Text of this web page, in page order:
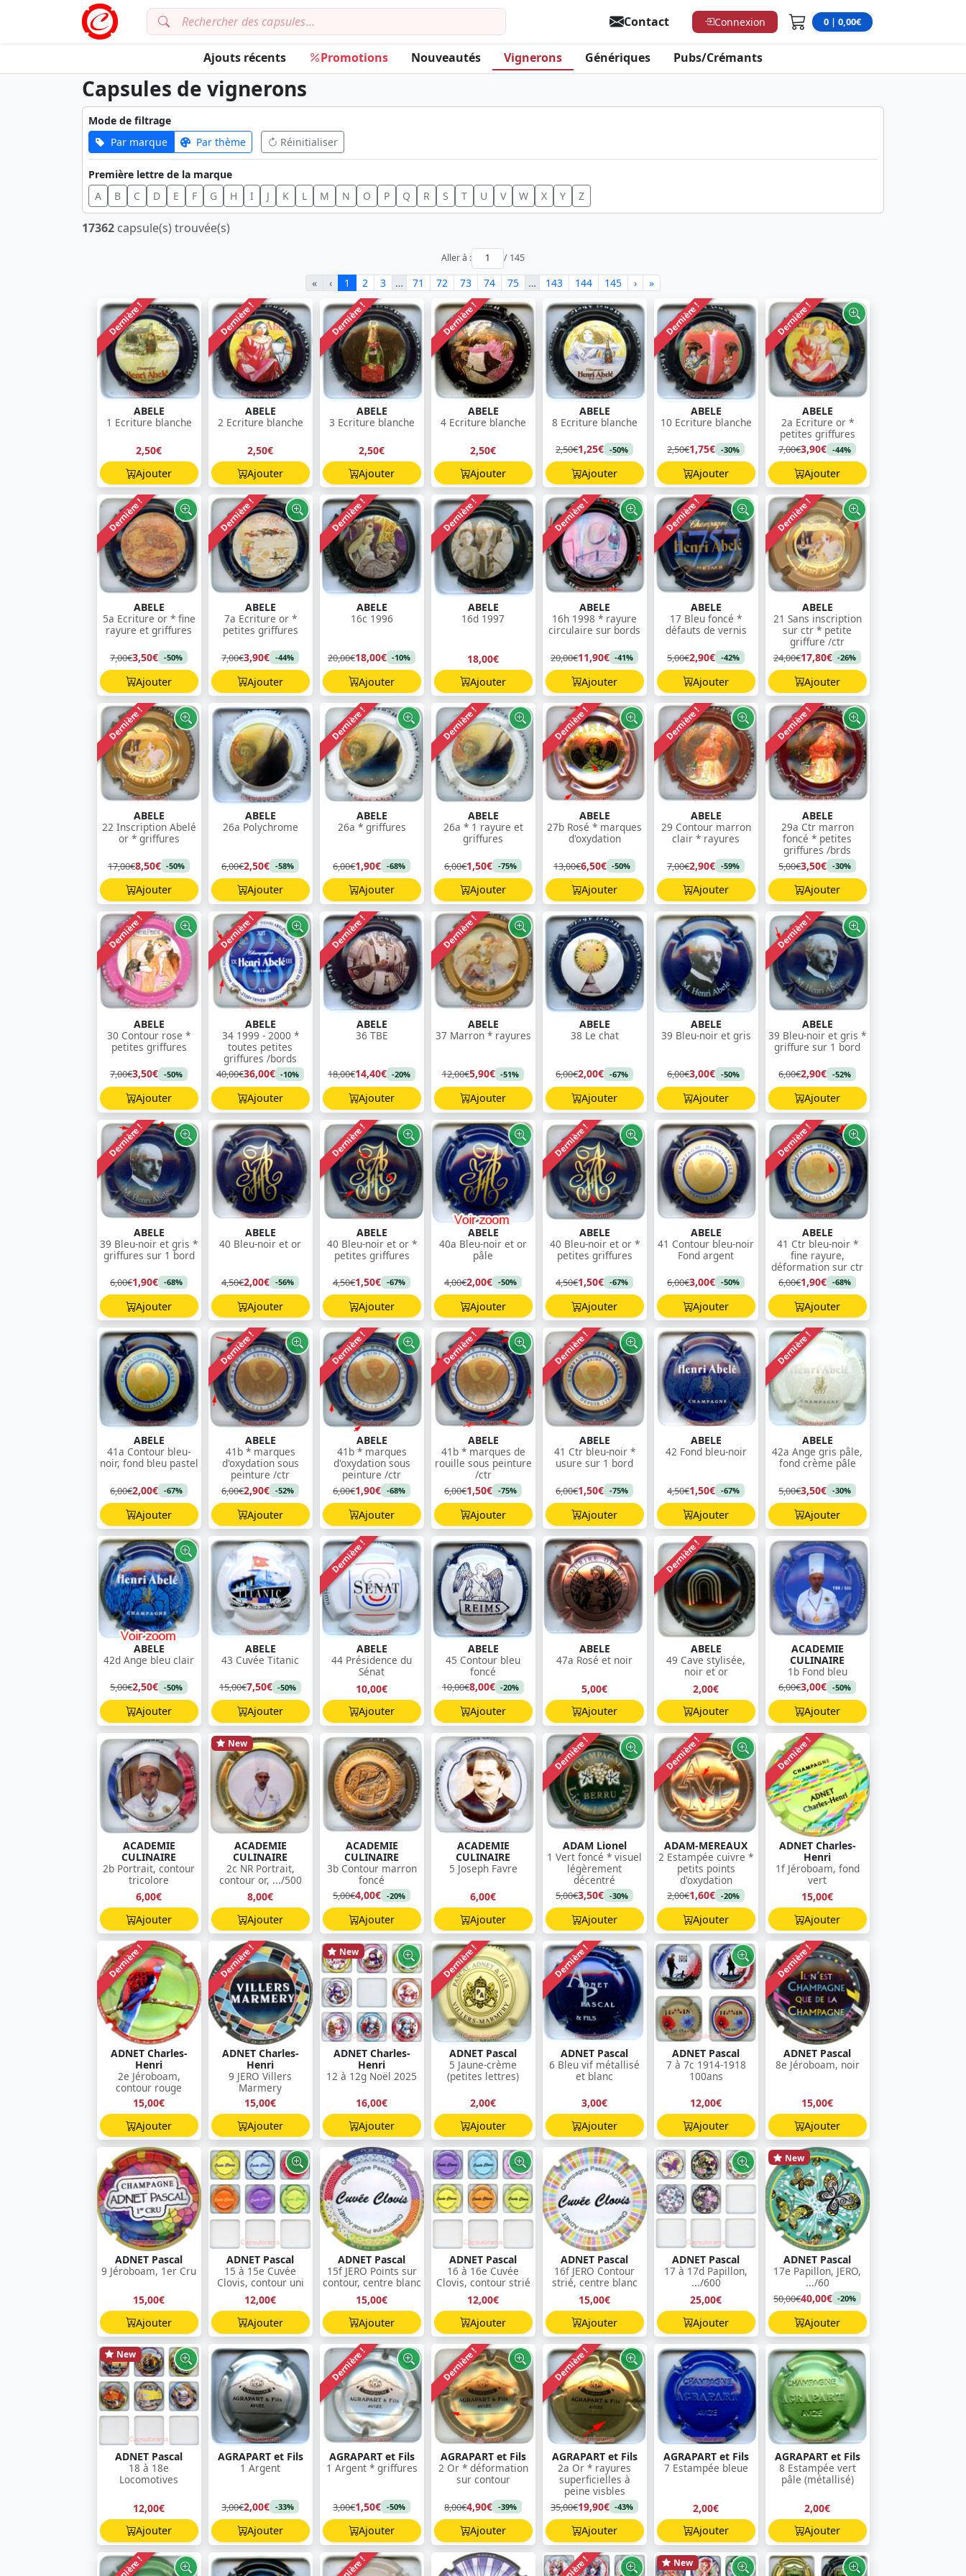
0 | 0,00€
Contact Connexion
Ajouts récents Promotions Nouveautés Vignerons Génériques Pubs/Crémants
Capsules de vignerons
Mode de filtrage
Par marque
Par thème Réinitialiser
Première lettre de la marque
A
B C D E F G H I J K L M N O P Q R S T U V W X Y Z
17362 capsule(s) trouvée(s)
Aller à : / 145
« ‹ 1 2 3 … 71 72 73 74 75 … 143 144 145 › »
Dernière !
ABELE
1 Ecriture blanche
2,50€
Ajouter
Dernière !
ABELE
2 Ecriture blanche
2,50€
Ajouter
Dernière !
ABELE
3 Ecriture blanche
2,50€
Ajouter
Dernière !
ABELE
4 Ecriture blanche
2,50€
Ajouter
ABELE
8 Ecriture blanche
2,50€1,25€ -50%
Ajouter
Dernière !
ABELE
10 Ecriture blanche
2,50€1,75€ -30%
Ajouter
Dernière !
ABELE
2a Ecriture or *
petites griffures
7,00€3,90€ -44%
Ajouter
Dernière !
ABELE
5a Ecriture or * fine
rayure et griffures
7,00€3,50€ -50%
Ajouter
Dernière !
ABELE
7a Ecriture or *
petites griffures
7,00€3,90€ -44%
Ajouter
Dernière !
ABELE
16c 1996
20,00€18,00€ -10%
Ajouter
Dernière !
ABELE
16d 1997
18,00€
Ajouter
Dernière !
ABELE
16h 1998 * rayure
circulaire sur bords
20,00€11,90€ -41%
Ajouter
Dernière !
ABELE
17 Bleu foncé *
défauts de vernis
5,00€2,90€ -42%
Ajouter
Dernière !
ABELE
21 Sans inscription
sur ctr * petite
griffure /ctr
24,00€17,80€ -26%
Ajouter
Dernière !
ABELE
22 Inscription Abelé
or * griffures
17,00€8,50€ -50%
Ajouter
ABELE
26a Polychrome
6,00€2,50€ -58%
Ajouter
Dernière !
ABELE
26a * griffures
6,00€1,90€ -68%
Ajouter
Dernière !
ABELE
26a * 1 rayure et
griffures
6,00€1,50€ -75%
Ajouter
Dernière !
ABELE
27b Rosé * marques
d'oxydation
13,00€6,50€ -50%
Ajouter
Dernière !
ABELE
29 Contour marron
clair * rayures
7,00€2,90€ -59%
Ajouter
Dernière !
ABELE
29a Ctr marron
foncé * petites
griffures /brds
5,00€3,50€ -30%
Ajouter
Dernière !
ABELE
30 Contour rose *
petites griffures
7,00€3,50€ -50%
Ajouter
Dernière !
ABELE
34 1999 - 2000 *
toutes petites
griffures /bords
40,00€36,00€ -10%
Ajouter
Dernière !
ABELE
36 TBE
18,00€14,40€ -20%
Ajouter
Dernière !
ABELE
37 Marron * rayures
12,00€5,90€ -51%
Ajouter
ABELE
38 Le chat
6,00€2,00€ -67%
Ajouter
ABELE
39 Bleu-noir et gris
6,00€3,00€ -50%
Ajouter
Dernière !
ABELE
39 Bleu-noir et gris *
griffure sur 1 bord
6,00€2,90€ -52%
Ajouter
Dernière !
ABELE
39 Bleu-noir et gris *
griffures sur 1 bord
6,00€1,90€ -68%
Ajouter
ABELE
40 Bleu-noir et or
4,50€2,00€ -56%
Ajouter
Dernière !
ABELE
40 Bleu-noir et or *
petites griffures
4,50€1,50€ -67%
Ajouter
ABELE
40a Bleu-noir et or
pâle
4,00€2,00€ -50%
Ajouter
Dernière !
ABELE
40 Bleu-noir et or *
petites griffures
4,50€1,50€ -67%
Ajouter
ABELE
41 Contour bleu-noir
Fond argent
6,00€3,00€ -50%
Ajouter
Dernière !
ABELE
41 Ctr bleu-noir *
fine rayure,
déformation sur ctr
6,00€1,90€ -68%
Ajouter
ABELE
41a Contour bleu-
noir, fond bleu pastel
6,00€2,00€ -67%
Ajouter
Dernière !
ABELE
41b * marques
d'oxydation sous
peinture /ctr
6,00€2,90€ -52%
Ajouter
Dernière !
ABELE
41b * marques
d'oxydation sous
peinture /ctr
6,00€1,90€ -68%
Ajouter
Dernière !
ABELE
41b * marques de
rouille sous peinture
/ctr
6,00€1,50€ -75%
Ajouter
Dernière !
ABELE
41 Ctr bleu-noir *
usure sur 1 bord
6,00€1,50€ -75%
Ajouter
ABELE
42 Fond bleu-noir
4,50€1,50€ -67%
Ajouter
Dernière !
ABELE
42a Ange gris pâle,
fond crème pâle
5,00€3,50€ -30%
Ajouter
ABELE
42d Ange bleu clair
5,00€2,50€ -50%
Ajouter
ABELE
43 Cuvée Titanic
15,00€7,50€ -50%
Ajouter
Dernière !
ABELE
44 Présidence du
Sénat
10,00€
Ajouter
ABELE
45 Contour bleu
foncé
10,00€8,00€ -20%
Ajouter
ABELE
47a Rosé et noir
5,00€
Ajouter
Dernière !
ABELE
49 Cave stylisée,
noir et or
2,00€
Ajouter
ACADEMIE
CULINAIRE
1b Fond bleu
6,00€3,00€ -50%
Ajouter
ACADEMIE
CULINAIRE
2b Portrait, contour
tricolore
6,00€
Ajouter
New
ACADEMIE
CULINAIRE
2c NR Portrait,
contour or, .../500
8,00€
Ajouter
ACADEMIE
CULINAIRE
3b Contour marron
foncé
5,00€4,00€ -20%
Ajouter
ACADEMIE
CULINAIRE
5 Joseph Favre
6,00€
Ajouter
Dernière !
ADAM Lionel
1 Vert foncé * visuel
légèrement
décentré
5,00€3,50€ -30%
Ajouter
Dernière !
ADAM-MEREAUX
2 Estampée cuivre *
petits points
d'oxydation
2,00€1,60€ -20%
Ajouter
Dernière !
ADNET Charles-
Henri
1f Jéroboam, fond
vert
15,00€
Ajouter
Dernière !
ADNET Charles-
Henri
2e Jéroboam,
contour rouge
15,00€
Ajouter
Dernière !
ADNET Charles-
Henri
9 JERO Villers
Marmery
15,00€
Ajouter
New
ADNET Charles-
Henri
12 à 12g Noël 2025
16,00€
Ajouter
Dernière !
ADNET Pascal
5 Jaune-crème
(petites lettres)
2,00€
Ajouter
Dernière !
ADNET Pascal
6 Bleu vif métallisé
et blanc
3,00€
Ajouter
ADNET Pascal
7 à 7c 1914-1918
100ans
12,00€
Ajouter
Dernière !
ADNET Pascal
8e Jéroboam, noir
15,00€
Ajouter
ADNET Pascal
9 Jéroboam, 1er Cru
15,00€
Ajouter
ADNET Pascal
15 à 15e Cuvée
Clovis, contour uni
12,00€
Ajouter
ADNET Pascal
15f JERO Points sur
contour, centre blanc
15,00€
Ajouter
ADNET Pascal
16 à 16e Cuvée
Clovis, contour strié
12,00€
Ajouter
ADNET Pascal
16f JERO Contour
strié, centre blanc
15,00€
Ajouter
ADNET Pascal
17 à 17d Papillon,
.../600
25,00€
Ajouter
New
ADNET Pascal
17e Papillon, JERO,
.../60
50,00€40,00€ -20%
Ajouter
New
ADNET Pascal
18 à 18e
Locomotives
12,00€
Ajouter
AGRAPART et Fils
1 Argent
3,00€2,00€ -33%
Ajouter
Dernière !
AGRAPART et Fils
1 Argent * griffures
3,00€1,50€ -50%
Ajouter
Dernière !
AGRAPART et Fils
2 Or * déformation
sur contour
8,00€4,90€ -39%
Ajouter
Dernière !
AGRAPART et Fils
2a Or * rayures
superficielles à
peine visbles
35,00€19,90€ -43%
Ajouter
AGRAPART et Fils
7 Estampée bleue
2,00€
Ajouter
AGRAPART et Fils
8 Estampée vert
pâle (métallisé)
2,00€
Ajouter
New